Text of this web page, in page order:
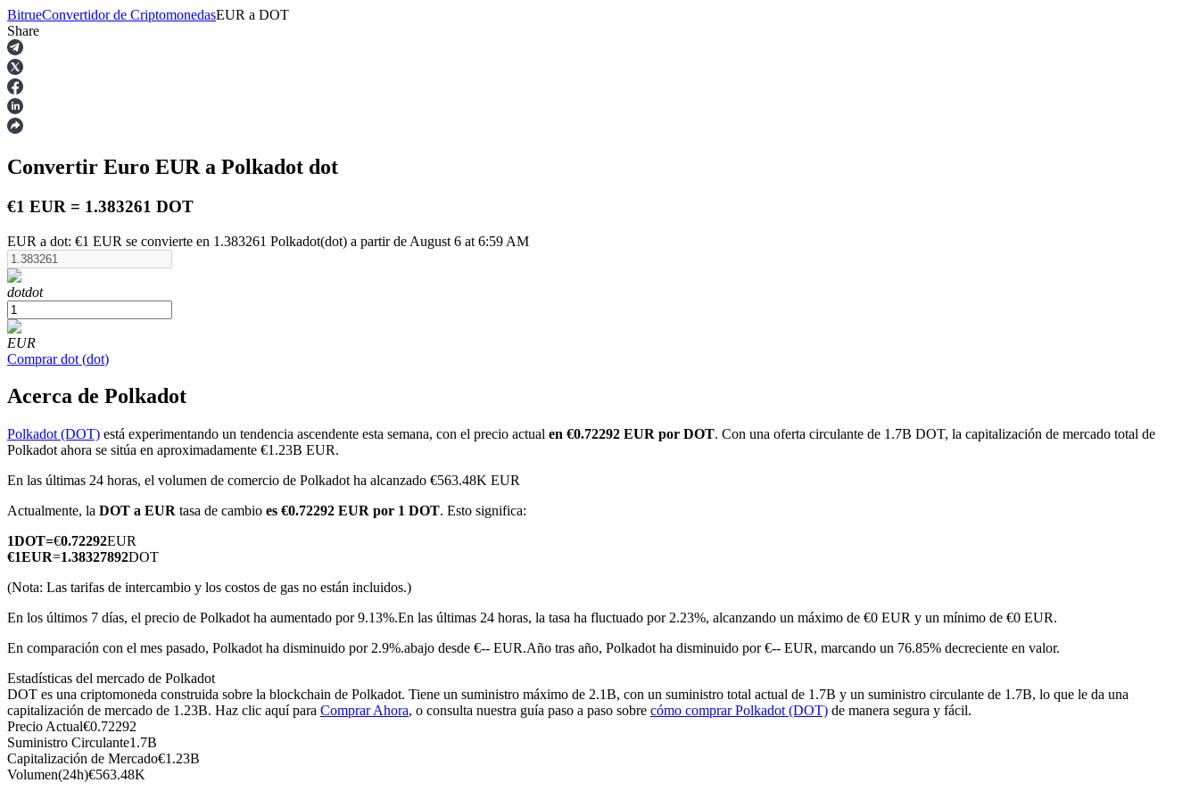
Futuros
Futuros del USDT
Futuros que utilizan USDT como garantía
Futuros COIN-M
Futuros de criptomonedas
BitrueConvertidor de CriptomonedasEUR a DOT
Share
Convertir Euro EUR a Polkadot dot
€1 EUR = 1.383261 DOT
EUR a dot: €1 EUR se convierte en 1.383261 Polkadot(dot) a partir de August 6 at 6:59 AM
dotdot
EUR
Comprar dot (dot)
Acerca de Polkadot
Polkadot (DOT) está experimentando un tendencia ascendente esta semana, con el precio actual en €0.72292 EUR por DOT. Con una oferta circulante de 1.7B DOT, la capitalización de mercado total de
Polkadot ahora se sitúa en aproximadamente €1.23B EUR.
En las últimas 24 horas, el volumen de comercio de Polkadot ha alcanzado €563.48K EUR
Actualmente, la DOT a EUR tasa de cambio es €0.72292 EUR por 1 DOT. Esto significa:
1DOT=€0.72292EUR
€1EUR=1.38327892DOT
(Nota: Las tarifas de intercambio y los costos de gas no están incluidos.)
En los últimos 7 días, el precio de Polkadot ha aumentado por 9.13%.En las últimas 24 horas, la tasa ha fluctuado por 2.23%, alcanzando un máximo de €0 EUR y un mínimo de €0 EUR.
En comparación con el mes pasado, Polkadot ha disminuido por 2.9%.abajo desde €-- EUR.Año tras año, Polkadot ha disminuido por €-- EUR, marcando un 76.85% decreciente en valor.
Estadísticas del mercado de Polkadot
DOT es una criptomoneda construida sobre la blockchain de Polkadot. Tiene un suministro máximo de 2.1B, con un suministro total actual de 1.7B y un suministro circulante de 1.7B, lo que le da una
capitalización de mercado de 1.23B. Haz clic aquí para Comprar Ahora, o consulta nuestra guía paso a paso sobre cómo comprar Polkadot (DOT) de manera segura y fácil.
Precio Actual€0.72292
Suministro Circulante1.7B
Capitalización de Mercado€1.23B
Volumen(24h)€563.48K